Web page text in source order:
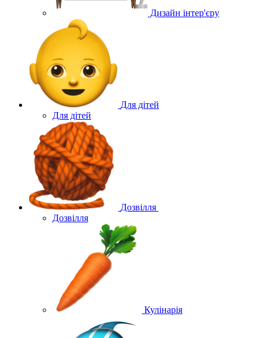
Дизайн інтер'єру
Для дітей
Для дітей
Дозвілля
Дозвілля
Кулінарія